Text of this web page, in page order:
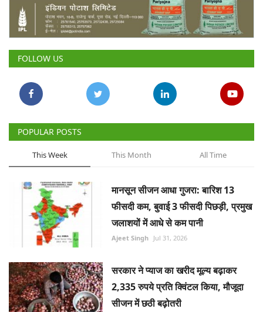
Gallery
National
Latest News
Agriculture Conclave and NACOF
Awards 2022
Agri Start-Ups
Language
English Hindi
FOLLOW US
POPULAR POSTS
This Week This Month All Time
मानसून सीजन आधा गुजरा: बारिश 13
फीसदी कम, बुवाई 3 फीसदी पिछड़ी, प्रमुख
जलाशयों में आधे से कम पानी
Ajeet Singh Jul 31, 2026
सरकार ने प्याज का खरीद मूल्य बढ़ाकर
2,335 रुपये प्रति क्विंटल किया, मौजूदा
सीजन में छठी बढ़ोतरी